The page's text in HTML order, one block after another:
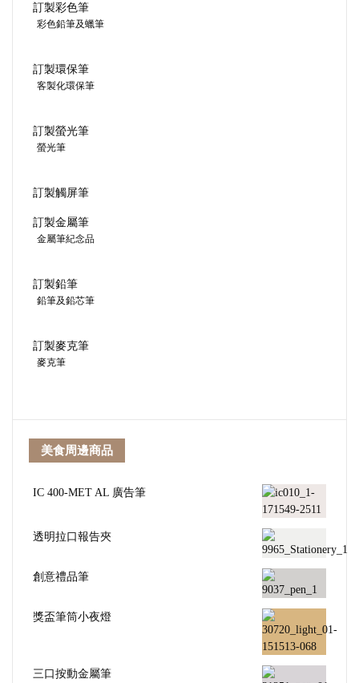
訂製彩色筆
彩色鉛筆及蠟筆
訂製環保筆
客製化環保筆
訂製螢光筆
螢光筆
訂製觸屏筆
訂製金屬筆
金屬筆紀念品
訂製鉛筆
鉛筆及鉛芯筆
訂製麥克筆
麥克筆
美食周邊商品
IC 400-MET AL 廣告筆
透明拉口報告夾
創意禮品筆
獎盃筆筒小夜燈
三口按動金屬筆